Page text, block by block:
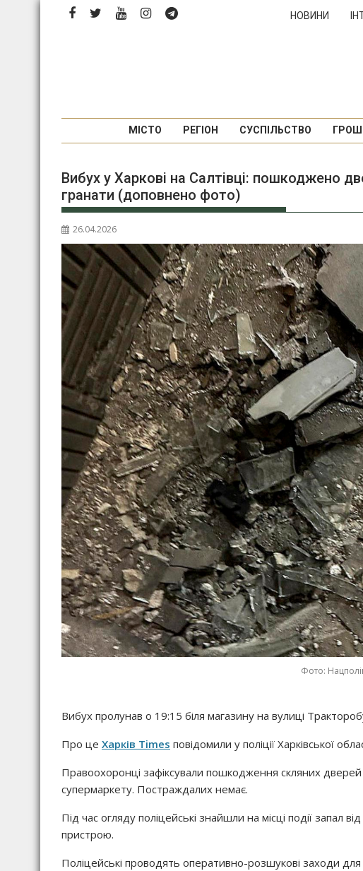
НОВИНИ
МІСТО РЕГІОН СУСПІЛЬСТВО ГРОШІ
Вибух у Харкові на Салтівці: пошкоджено
гранати (доповнено фото)
26.04.2026
Фото:
Вибух пролунав о 19:15 біля магазину на вулиці
Про це Харків Times повідомили у поліції Харківської
Правоохоронці зафіксували пошкодження скляних
супермаркету. Постраждалих немає.
Під час огляду поліцейські знайшли на місці події запал
пристрою.
Поліцейські проводять оперативно-розшукові заходи